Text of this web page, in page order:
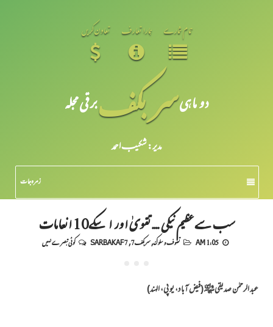
تمام شمارے ہمارا تعارف تعاون کریں
دو ماہیسر بکفبرقی مجلہ
مدیر: شکیبـ احمد
زمرہ جات
سب سے عظیم نیکی .... تقویٰ اور اسکے10 انعامات
1:05 AM تصوف و سلوک,سربکف7 ,
SARBAKAF 7 کوئی تبصرے نہیں
عبد الرحمٰن صدیقی ﷾ (فیض آباد، یو پی، الہند)